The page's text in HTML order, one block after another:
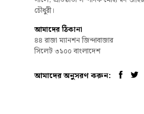
চৌধুরী।
আমাদের ঠিকানা
৪৪ রাজা ম্যানশন জিন্দাবাজার
সিলেট ৩১০০ বাংলাদেশ
আমাদের অনুসরণ করুন: